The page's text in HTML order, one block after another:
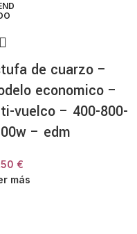
de cuarzo –
economico –
vuelco – 400-800-
– edm
€
más